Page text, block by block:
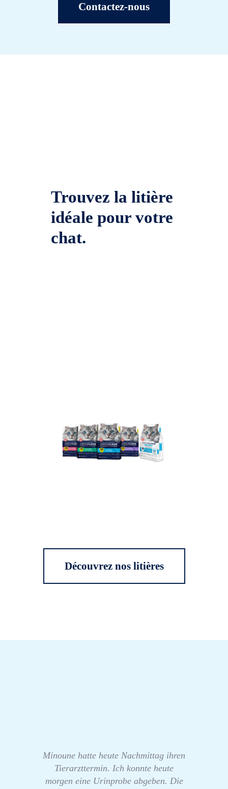
Contactez-nous
Trouvez la litière
idéale pour votre
chat.
Découvrez nos litières
Minoune hatte heute Nachmittag ihren
Tierarzttermin. Ich konnte heute
morgen eine Urinprobe abgeben. Die